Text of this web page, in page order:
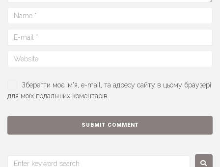
Зберегти моє ім'я, e-mail, та адресу сайту в цьому браузері
для моїх подальших коментарів.